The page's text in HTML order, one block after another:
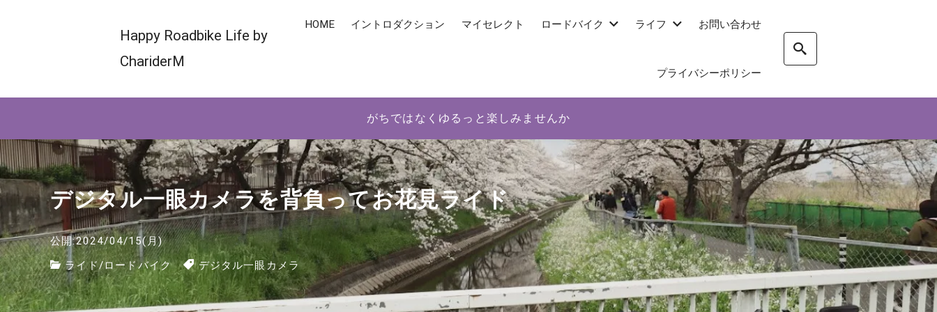
Happy Roadbike Life by
ChariderM
HOME イントロダクション マイセレクト ロードバイク ライフ お問い合わせ
プライバシーポリシー
がちではなくゆるっと楽しみませんか
デジタル一眼カメラを背負ってお花見ライド
公開:2024/04/15(月)
ライド/ロードバイク デジタル一眼カメラ